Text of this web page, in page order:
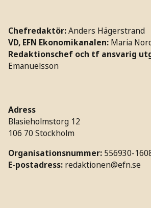
Chefredaktör:Anders Hägerstrand
VD, EFN Ekonomikanalen: Maria
Redaktionschef och tf ansvarig
Emanuelsson
Adress
Blasieholmstorg 12
106 70 Stockholm
Organisationsnummer: 556930-
E-postadress: redaktionen@efn.se